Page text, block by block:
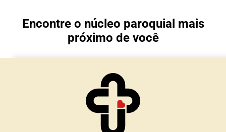
TESOURARIA
Núcleo Imaculada Conceição
Morro Reuter/RS
Encontre o núcleo paroquial mais
próximo de você